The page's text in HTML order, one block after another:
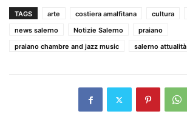
TAGS arte costiera amalfitana cultura
news salerno
Notizie Salerno
praiano
praiano chambre and jazz music
salerno attualità